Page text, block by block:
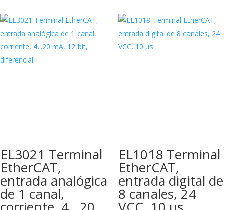
EL3021 Terminal
EtherCAT,
entrada analógica
de 1 canal,
EL1018 Terminal
EtherCAT,
entrada digital de
8 canales, 24